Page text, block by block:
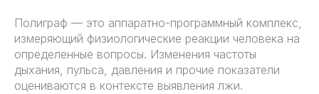
Полиграф — это аппаратно-программный комплекс,
измеряющий физиологические реакции человека на
определенные вопросы. Изменения частоты
дыхания, пульса, давления и прочие показатели
оцениваются в контексте выявления лжи.